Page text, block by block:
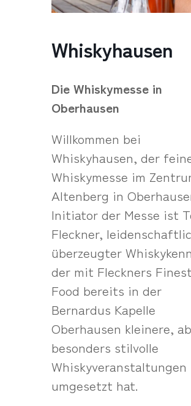
Whiskyhausen
Die Whiskymesse in
Oberhausen
Willkommen bei
Whiskyhausen, der
Whiskymesse im
Altenberg in
Initiator der Messe ist
Fleckner,
überzeugter
der mit Fleckners Finest
Food bereits in der
Bernardus Kapelle
Oberhausen kleinere,
besonders stilvolle
Whiskyveranstaltungen
umgesetzt hat.